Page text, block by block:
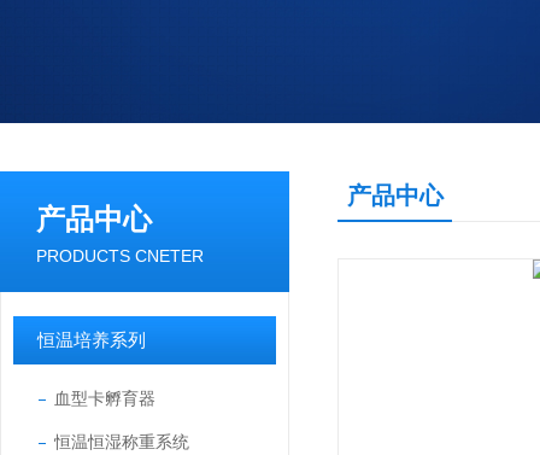
产品中心
PRODUCTS CNETER
恒温培养系列
血型卡孵育器
恒温恒湿称重系统
产品中心